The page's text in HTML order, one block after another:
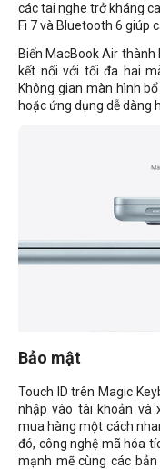
các tai nghe trở kháng
Fi 7 và Bluetooth 6 giúp
Biến MacBook Air
kết nối với tối đa hai
Không gian màn hình
hoặc ứng dụng dễ dàng
Bảo mật
Touch ID trên Magic
nhập vào tài khoản và
mua hàng một cách
đó, công nghệ mã hóa
mạnh mẽ cùng các